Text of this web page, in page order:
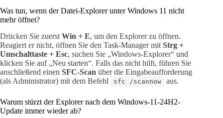
Was tun, wenn der Datei-Explorer unter Windows 11 nicht
mehr öffnet?
Drücken Sie zuerst Win + E, um den Explorer zu öffnen.
Reagiert er nicht, öffnen Sie den Task-Manager mit Strg +
Umschalttaste + Esc, suchen Sie „Windows-Explorer“ und
klicken Sie auf „Neu starten“. Falls das nicht hilft, führen Sie
anschließend einen SFC-Scan über die Eingabeaufforderung
(als Administrator) mit dem Befehl
sfc /scannow aus.
Warum stürzt der Explorer nach dem Windows-11-24H2-
Update immer wieder ab?